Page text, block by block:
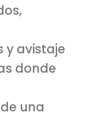
y avistaje
donde
una